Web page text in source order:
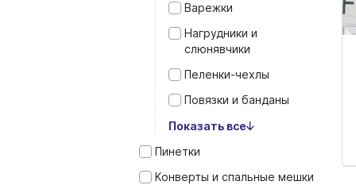
Варежки
Нагрудники и
слюнявчики
Пеленки‑чехлы
Повязки и банданы
Показать все
Пинетки
Конверты и спальные мешки